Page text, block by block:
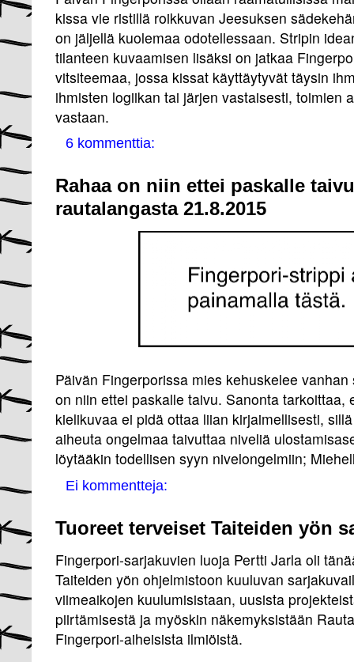
kissa vie ristillä roikkuvan Jeesuksen
on jäljellä kuolemaa odotellessaan. Stripin
tilanteen kuvaamisen lisäksi on jatkaa
vitsiteemaa, jossa kissat käyttäytyvät täysin
ihmisten logiikan tai järjen vastaisesti, toimien
vastaan.
6 kommenttia:
Rahaa on niin ettei paskalle
rautalangasta 21.8.2015
Päivän Fingerporissa mies kehuskelee
on niin ettei paskalle taivu. Sanonta tarkoittaa,
kielikuvaa ei pidä ottaa liian kirjaimellisesti,
aiheuta ongelmaa taivuttaa niveliä
löytääkin todellisen syyn nivelongelmiin;
Ei kommentteja:
Tuoreet terveiset Taiteiden yön
Fingerpori-sarjakuvien luoja Pertti Jarla oli
Taiteiden yön ohjelmistoon kuuluvan
viimeaikojen kuulumisistaan, uusista
piirtämisestä ja myöskin näkemyksistään
Fingerpori-aiheisista ilmiöistä.